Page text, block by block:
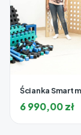
Ścianka Smart
6 990,00zł